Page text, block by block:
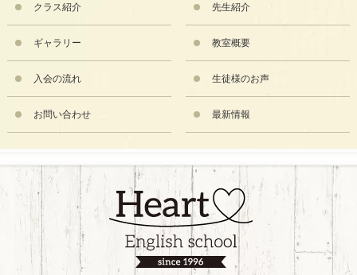
クラス紹介 先生紹介
ギャラリー 教室概要
入会の流れ 生徒様のお声
お問い合わせ 最新情報